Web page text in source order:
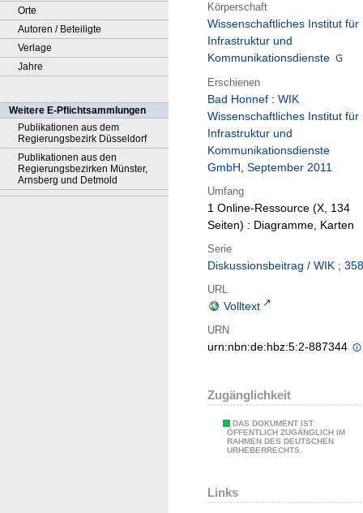
Orte
Autoren / Beteiligte
Verlage
Jahre
Weitere E-Pflichtsammlungen
Publikationen aus dem
Regierungsbezirk Düsseldorf
Publikationen aus den
Regierungsbezirken Münster,
Arnsberg und Detmold
Körperschaft
Wissenschaftliches Institut für
Infrastruktur und
Kommunikationsdienste
Erschienen
Bad Honnef : WIK
Wissenschaftliches Institut für
Infrastruktur und
Kommunikationsdienste
GmbH, September 2011
Umfang
1 Online-Ressource (X, 134
Seiten) : Diagramme, Karten
Serie
Diskussionsbeitrag / WIK ; 358
URL
Volltext
URN
urn:nbn:de:hbz:5:2-887344
Zugänglichkeit
DAS DOKUMENT IST
ÖFFENTLICH ZUGÄNGLICH IM
RAHMEN DES DEUTSCHEN
URHEBERRECHTS.
Links